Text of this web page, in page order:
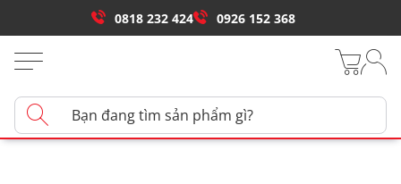
0818 232 424 0926 152 368